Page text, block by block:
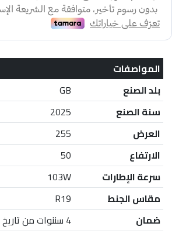
المواصفات
بلد الصنع
GB
سنة الصنع
2025
العرض
255
الارتفاع
50
سرعة الإطارات
103W
مقاس الجنط
R19
ضمان
4 سننوات من تاريخ الشراء